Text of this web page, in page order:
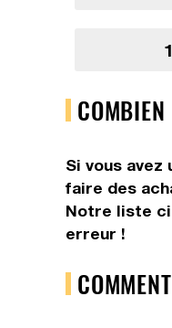
Si vous
faire des
Notre liste
erreur !